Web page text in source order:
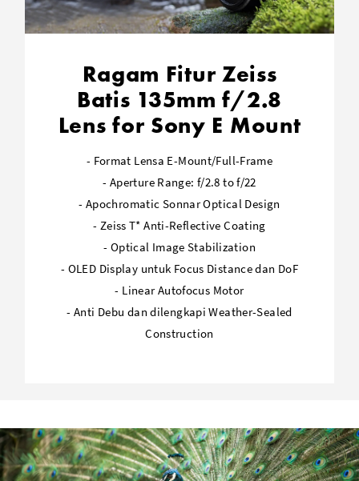
Ragam Fitur Zeiss
Batis 135mm f/2.8
Lens for Sony E Mount
- Format Lensa E-Mount/Full-Frame
- Aperture Range: f/2.8 to f/22
- Apochromatic Sonnar Optical Design
- Zeiss T* Anti-Reflective Coating
- Optical Image Stabilization
- OLED Display untuk Focus Distance dan DoF
- Linear Autofocus Motor
- Anti Debu dan dilengkapi Weather-Sealed
Construction